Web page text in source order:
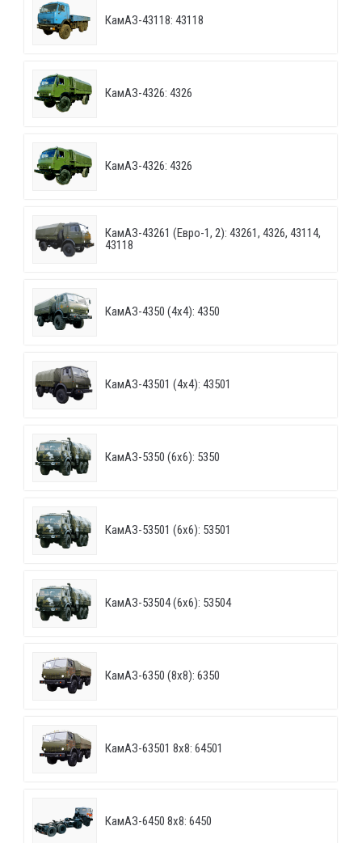
КамАЗ-43118: 43118
КамАЗ-4326: 4326
КамАЗ-4326: 4326
КамАЗ-43261 (Евро-1, 2): 43261, 4326, 43114,
43118
КамАЗ-4350 (4х4): 4350
КамАЗ-43501 (4х4): 43501
КамАЗ-5350 (6х6): 5350
КамАЗ-53501 (6х6): 53501
КамАЗ-53504 (6х6): 53504
КамАЗ-6350 (8х8): 6350
КамАЗ-63501 8х8: 64501
КамАЗ-6450 8х8: 6450